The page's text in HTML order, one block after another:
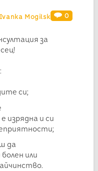
Ivanka Mogilska 0
за
си;
изрядна и си
да
или